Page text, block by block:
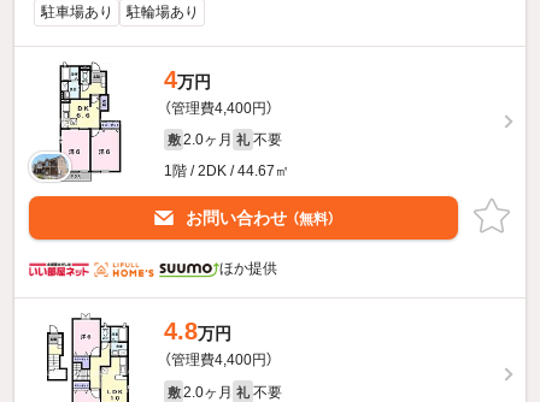
駐車場あり
駐輪場あり
4万円
（管理費4,400円）
敷 2.0ヶ月 礼 不要
1階 / 2DK / 44.67㎡
お問い合わせ （無料）
ほか提供
4.8万円
（管理費4,400円）
敷 2.0ヶ月 礼 不要